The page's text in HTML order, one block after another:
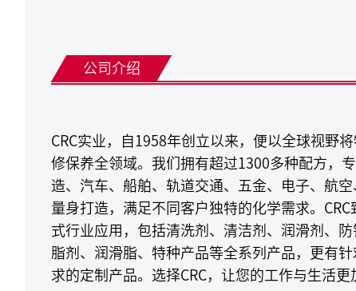
公司介绍
CRC实业，自1958年创立以来，便以全球视野
修保养全领域。我们拥有超过1300多种配方，
造、汽车、船舶、轨道交通、五金、电子、航
量身打造，满足不同客户独特的化学需求。
式行业应用，包括清洗剂、清洁剂、润滑剂、
脂剂、润滑脂、特种产品等全系列产品，更有
求的定制产品。选择CRC，让您的工作与生活更